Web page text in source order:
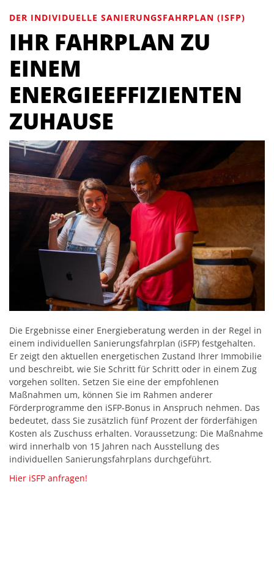
DER INDIVIDUELLE SANIERUNGSFAHRPLAN (ISFP)
IHR FAHRPLAN ZU
EINEM
ENERGIEEFFIZIENTEN
ZUHAUSE
Die Ergebnisse einer Energieberatung werden in der Regel in
einem individuellen Sanierungsfahrplan (iSFP) festgehalten.
Er zeigt den aktuellen energetischen Zustand Ihrer Immobilie
und beschreibt, wie Sie Schritt für Schritt oder in einem Zug
vorgehen sollten. Setzen Sie eine der empfohlenen
Maßnahmen um, können Sie im Rahmen anderer
Förderprogramme den iSFP-Bonus in Anspruch nehmen. Das
bedeutet, dass Sie zusätzlich fünf Prozent der förderfähigen
Kosten als Zuschuss erhalten. Voraussetzung: Die Maßnahme
wird innerhalb von 15 Jahren nach Ausstellung des
individuellen Sanierungsfahrplans durchgeführt.
Hier iSFP anfragen!